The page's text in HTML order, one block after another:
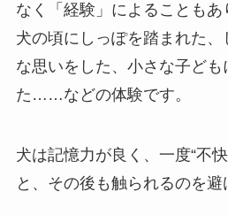
なく「経験」によることも
犬の頃にしっぽを踏まれた
な思いをした、小さな子ど
た……などの体験です。
犬は記憶力が良く、一度“不
と、その後も触られるのを避